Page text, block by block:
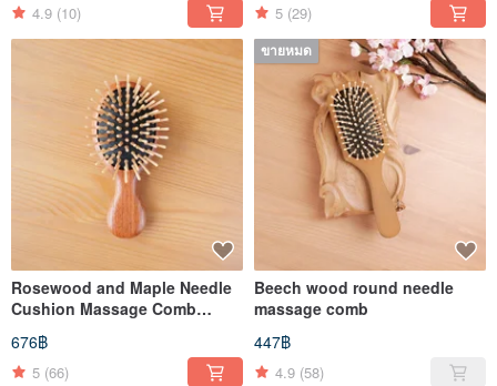
4.9 (10) 5 (29)
Rosewood and Maple Needle
Cushion Massage Comb
(includes storage pouch)
676฿
5 (66)
ขายหมด
Beech wood round needle
massage comb
447฿
4.9 (58)